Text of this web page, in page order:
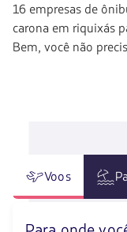
16 empresas de
carona em riquixás
Bem, você não
Voos